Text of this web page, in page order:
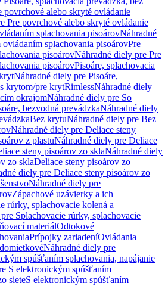
povrchové alebo skryté ovládanie
Pre povrchové alebo skryté ovládanie
splachovania pisoárovNáhradné
splachovania pisoárovPre
pisoárovNáhradné diely pre Pre
pisoárovPisoáre, splachovacia
Náhradné diely pre Pisoáre,
krytom/pre krytRimlessNáhradné diely
okrajomNáhradné diely pre So
bezvodná prevádzkaNáhradné diely
Bez krytuNáhradné diely pre Bez
Náhradné diely pre Deliace steny
z plastuNáhradné diely pre Deliace
steny pisoárov zo sklaNáhradné diely
zo sklaDeliace steny pisoárov zo
diely pre Deliace steny pisoárov zo
Náhradné diely pre
Zápachové uzávierky a ich
rúrky, splachovacie kolená a
Splachovacie rúrky, splachovacie
materiálOdtokové
Prípojky zariadeníOvládania
Náhradné diely pre
spúšťaním splachovania, napájanie
S elektronickým spúšťaním
sieteS elektronickým spúšťaním